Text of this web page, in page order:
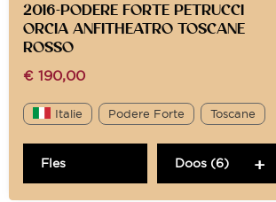
2016-PODERE FORTE PETRUCCI
ORCIA ANFITHEATRO TOSCANE
ROSSO
€ 190,00
Italie Podere Forte Toscane
Fles Doos (6)